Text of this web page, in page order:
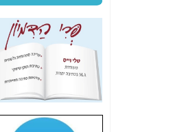
"יש אפליה בחקירה"?
חשיפה: למה השר
משה כחלון לא נחקר
עד היום? -
כאן
הדומה לזו של "תיק
4000" אך בתחום
הסלולר -